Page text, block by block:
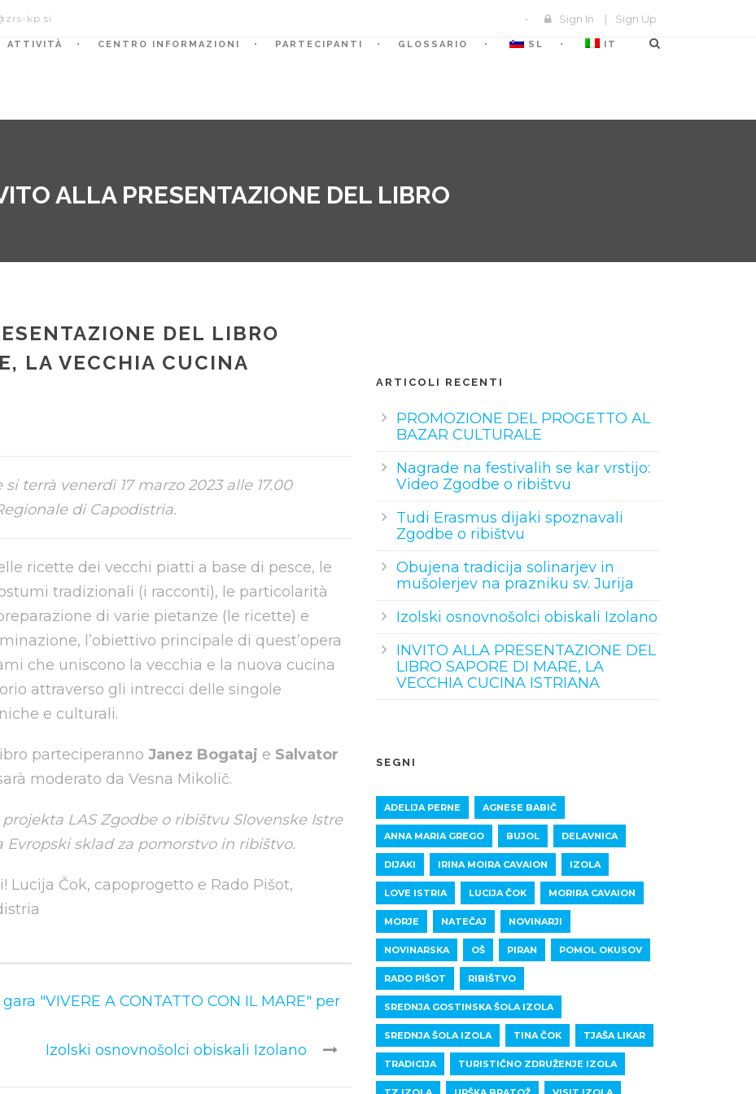
kp.si Sign In | Sign Up
ATTIVITÀ CENTRO INFORMAZIONI PARTECIPANTI GLOSSARIO SL IT
ALLA PRESENTAZIONE DEL LIBRO
DEL LIBRO
LA VECCHIA CUCINA
terrà venerdì 17 marzo 2023 alle 17.00
di Capodistria.
ricette dei vecchi piatti a base di pesce, le
tradizionali (i racconti), le particolarità
di varie pietanze (le ricette) e
l’obiettivo principale di quest’opera
che uniscono la vecchia e la nuova cucina
attraverso gli intrecci delle singole
e culturali.
parteciperanno Janez Bogataj e Salvator
moderato da Vesna Mikolič.
LAS Zgodbe o ribištvu Slovenske Istre
Evropski sklad za pomorstvo in ribištvo.
Lucija Čok, capoprogetto e Rado Pišot,
"VIVERE A CONTATTO CON IL MARE" per
Izolski osnovnošolci obiskali Izolano
ARTICOLI RECENTI
PROMOZIONE DEL PROGETTO AL
BAZAR CULTURALE
Nagrade na festivalih se kar vrstijo:
Video Zgodbe o ribištvu
Tudi Erasmus dijaki spoznavali
Zgodbe o ribištvu
Obujena tradicija solinarjev in
mušolerjev na prazniku sv. Jurija
Izolski osnovnošolci obiskali Izolano
INVITO ALLA PRESENTAZIONE DEL
LIBRO SAPORE DI MARE, LA
VECCHIA CUCINA ISTRIANA
SEGNI
ADELIJA PERNE AGNESE BABIČ
ANNA MARIA GREGO BUJOL DELAVNICA
DIJAKI IRINA MOIRA CAVAION IZOLA
LOVE ISTRIA LUCIJA ČOK MORIRA CAVAION
MORJE NATEČAJ NOVINARJI
NOVINARSKA OŠ PIRAN POMOL OKUSOV
RADO PIŠOT RIBIŠTVO
SREDNJA GOSTINSKA ŠOLA IZOLA
SREDNJA ŠOLA IZOLA TINA ČOK TJAŠA LIKAR
TRADICIJA TURISTIČNO ZDRUŽENJE IZOLA